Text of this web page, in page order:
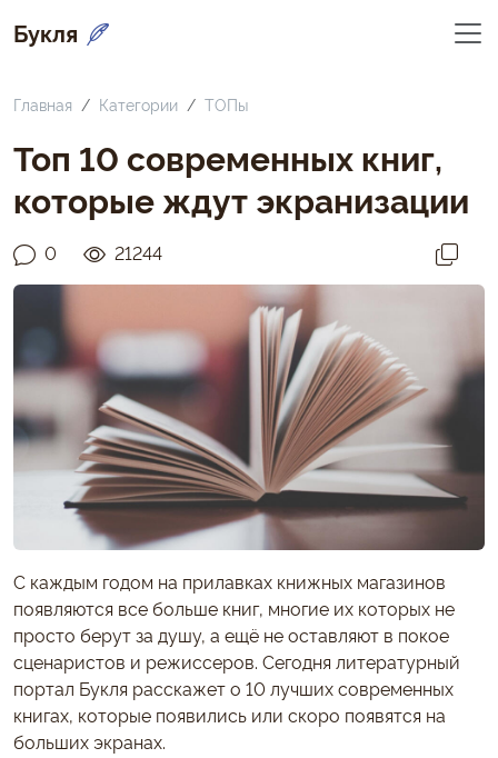
Букля
Главная Категории ТОПы
Топ 10 современных книг,
которые ждут экранизации
0 21244
С каждым годом на прилавках книжных магазинов
появляются все больше книг, многие их которых не
просто берут за душу, а ещё не оставляют в покое
сценаристов и режиссеров. Сегодня литературный
портал Букля расскажет о 10 лучших современных
книгах, которые появились или скоро появятся на
больших экранах.